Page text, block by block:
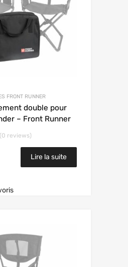
FRONT RUNNER
double pour
– Front Runner
(0 reviews)
Lire la suite